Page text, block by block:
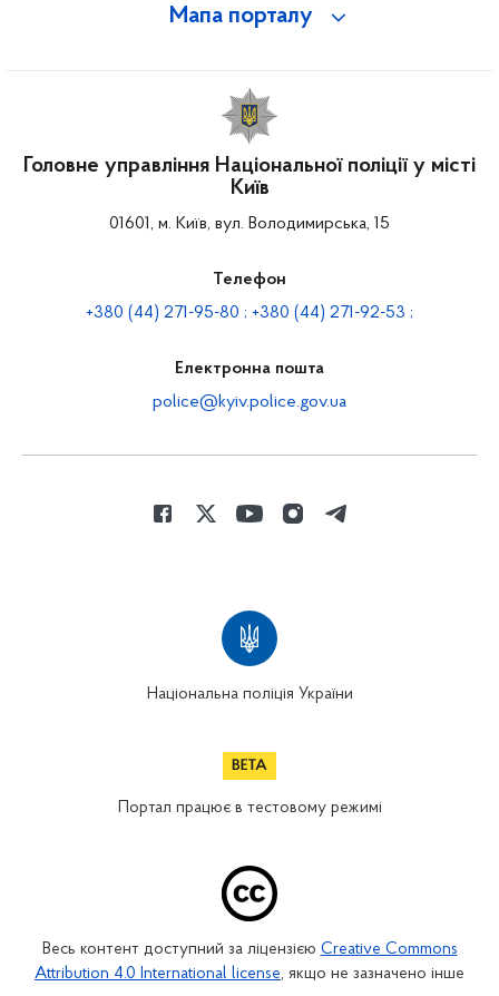
Мапа порталу
Головне управління Національної поліції у місті
Київ
01601, м. Київ, вул. Володимирська, 15
Телефон
+380 (44) 271-95-80 ; +380 (44) 271-92-53 ;
Електронна пошта
police@kyiv.police.gov.ua
Національна поліція України
Портал працює в тестовому режимі
Весь контент доступний за ліцензією Creative Commons
Attribution 4.0 International license, якщо не зазначено інше